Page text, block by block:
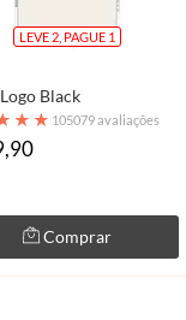
LEVE 2, PAGUE 1
Black
★ ★ 105079 avaliações
Comprar